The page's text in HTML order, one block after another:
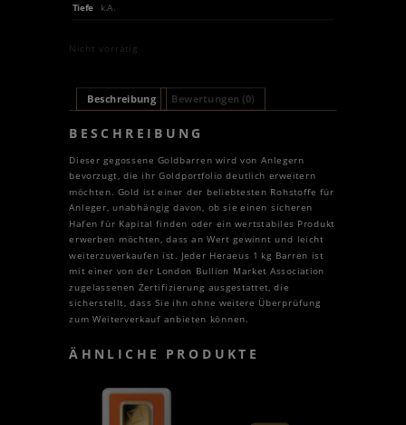
Tiefe k.A.
Nicht vorrätig
Beschreibung Bewertungen (0)
BESCHREIBUNG
Dieser gegossene Goldbarren wird von Anlegern
bevorzugt, die ihr Goldportfolio deutlich erweitern
möchten. Gold ist einer der beliebtesten Rohstoffe für
Anleger, unabhängig davon, ob sie einen sicheren
Hafen für Kapital finden oder ein wertstabiles Produkt
erwerben möchten, dass an Wert gewinnt und leicht
weiterzuverkaufen ist. Jeder Heraeus 1 kg Barren ist
mit einer von der London Bullion Market Association
zugelassenen Zertifizierung ausgestattet, die
sicherstellt, dass Sie ihn ohne weitere Überprüfung
zum Weiterverkauf anbieten können.
ÄHNLICHE PRODUKTE